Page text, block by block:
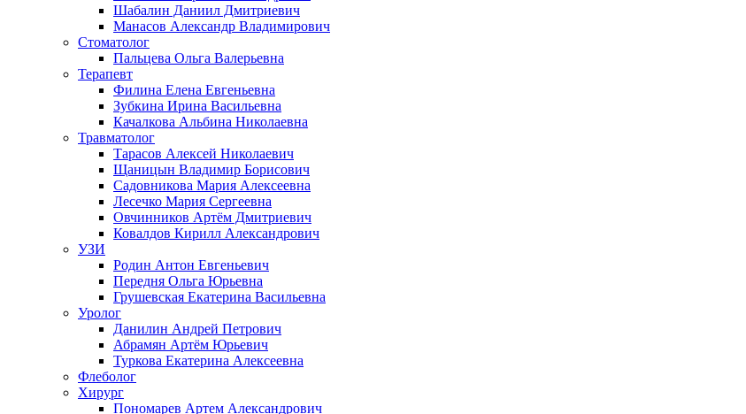
Шабалин Даниил Дмитриевич
Манасов Александр Владимирович
Стоматолог
Пальцева Ольга Валерьевна
Терапевт
Филина Елена Евгеньевна
Зубкина Ирина Васильевна
Качалкова Альбина Николаевна
Травматолог
Тарасов Алексей Николаевич
Щаницын Владимир Борисович
Садовникова Мария Алексеевна
Лесечко Мария Сергеевна
Овчинников Артём Дмитриевич
Ковалдов Кирилл Александрович
УЗИ
Родин Антон Евгеньевич
Передня Ольга Юрьевна
Грушевская Екатерина Васильевна
Уролог
Данилин Андрей Петрович
Абрамян Артём Юрьевич
Туркова Екатерина Алексеевна
Флеболог
Хирург
Пономарев Артем Александрович